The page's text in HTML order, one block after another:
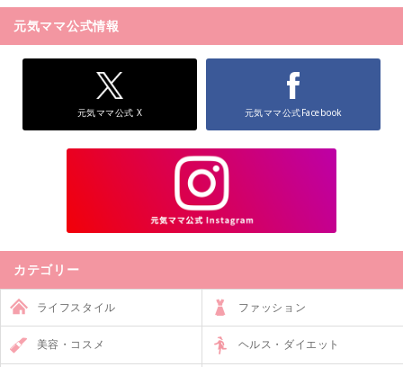
元気ママ公式情報
元気ママ公式 X 元気ママ公式Facebook
カテゴリー
ライフスタイル ファッション
美容・コスメ ヘルス・ダイエット